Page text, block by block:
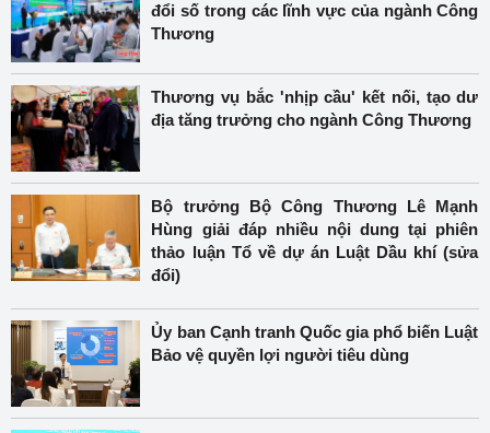
đổi số trong các lĩnh vực của ngành Công
Thương
Thương vụ bắc 'nhịp cầu' kết nối, tạo dư
địa tăng trưởng cho ngành Công Thương
Bộ trưởng Bộ Công Thương Lê Mạnh
Hùng giải đáp nhiều nội dung tại phiên
thảo luận Tổ về dự án Luật Dầu khí (sửa
đổi)
Ủy ban Cạnh tranh Quốc gia phổ biến Luật
Bảo vệ quyền lợi người tiêu dùng